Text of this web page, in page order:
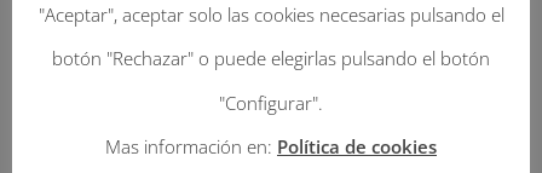
Guaso. Palma
imperial negra
con cinta de
Guaso. Palma
Imperial natural
con cinta Oregón.
"Aceptar", aceptar solo las cookies necesarias pulsando el
botón "Rechazar" o puede elegirlas pulsando el botón
"Configurar".
Mas información en: Política de cookies